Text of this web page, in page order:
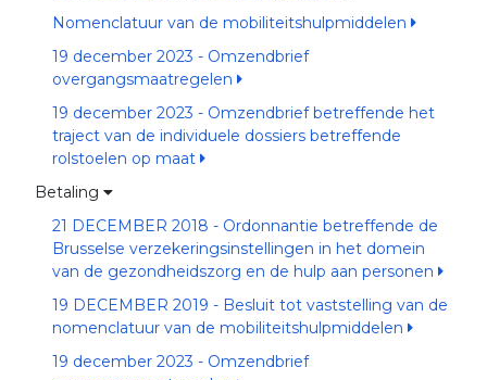
Nomenclatuur van de mobiliteitshulpmiddelen
19 december 2023 - Omzendbrief
overgangsmaatregelen
19 december 2023 - Omzendbrief betreffende het
traject van de individuele dossiers betreffende
rolstoelen op maat
Betaling
21 DECEMBER 2018 - Ordonnantie betreffende de
Brusselse verzekeringsinstellingen in het domein
van de gezondheidszorg en de hulp aan personen
19 DECEMBER 2019 - Besluit tot vaststelling van de
nomenclatuur van de mobiliteitshulpmiddelen
19 december 2023 - Omzendbrief